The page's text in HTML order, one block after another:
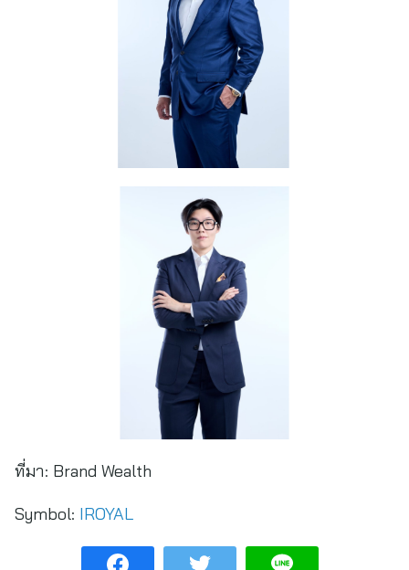
ที่มา: Brand Wealth
Symbol: IROYAL